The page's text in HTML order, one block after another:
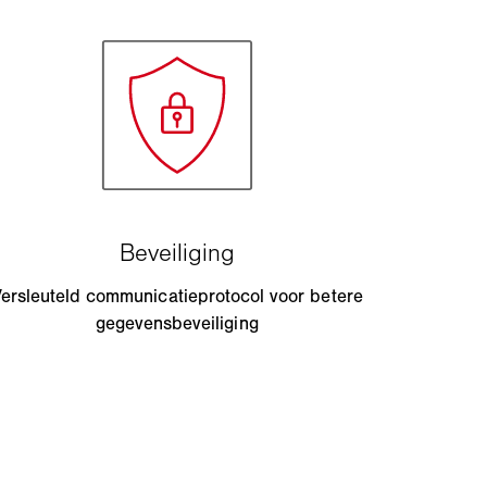
communicatieprotocol voor betere
gegevensbeveiliging